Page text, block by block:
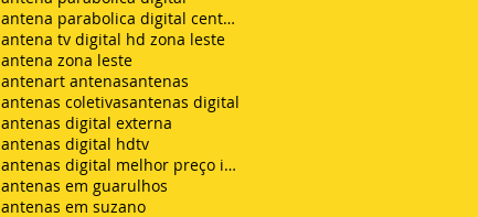
antena parabolica digital century
antena tv digital hd zona leste
antena zona leste
antenart antenasantenas
antenas coletivasantenas digital
antenas digital externa
antenas digital hdtv
antenas digital melhor preço instalada
antenas em guarulhos
antenas em suzano